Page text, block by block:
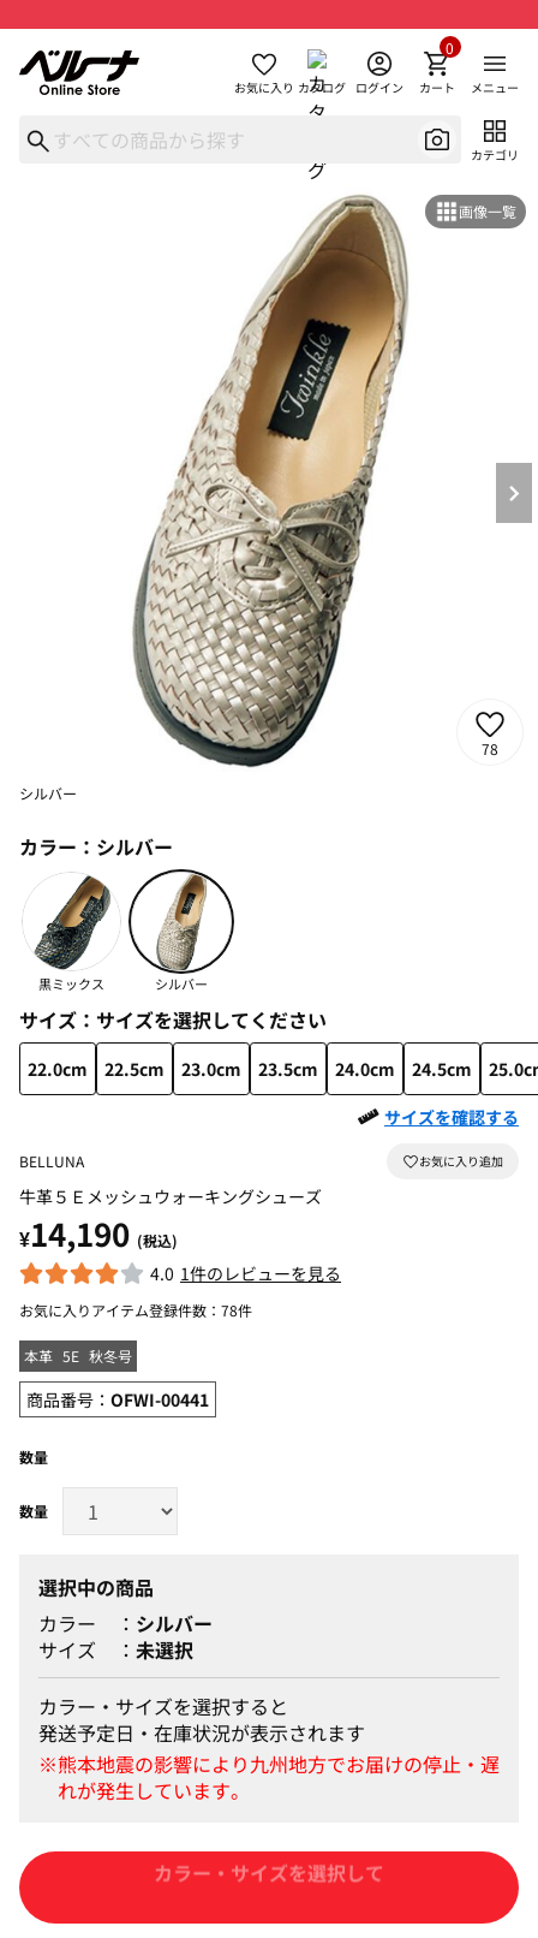
お気に入り カタログ ログイン カート
0
メニュー
カテゴリ
画像一覧
78
シルバー
カラー： シルバー
黒ミックス シルバー
サイズ： サイズを選択してください
22.0cm 22.5cm 23.0cm 23.5cm 24.0cm 24.5cm
サイズを確認する
BELLUNA
牛革５Ｅメッシュウォーキングシューズ
¥14,190 (税込)
4.0 1件のレビューを見る
お気に入りアイテム登録件数： 78件
本革 5E 秋冬号
商品番号： OFWI-00441
数量
選択中の商品
カラー
シルバー
サイズ
未選択
カラー・サイズを選択すると
発送予定日・在庫状況が表示されます
カートに入れる